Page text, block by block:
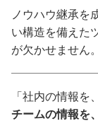
ノウハウ継承を
い構造を備えた
が欠かせません。
「社内の情報を
チームの情報を